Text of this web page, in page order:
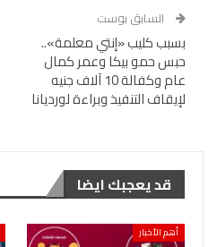
السابق بوست
بسبب كليب «إنتي معلمة»..
حبس حمو بيكا وعمر كمال
عام وكفالة 10 آلاف جنيه
لإيقاف التنفيذ وبراءة لورديانا
قد يعجبك ايضا
أهم الأخبار